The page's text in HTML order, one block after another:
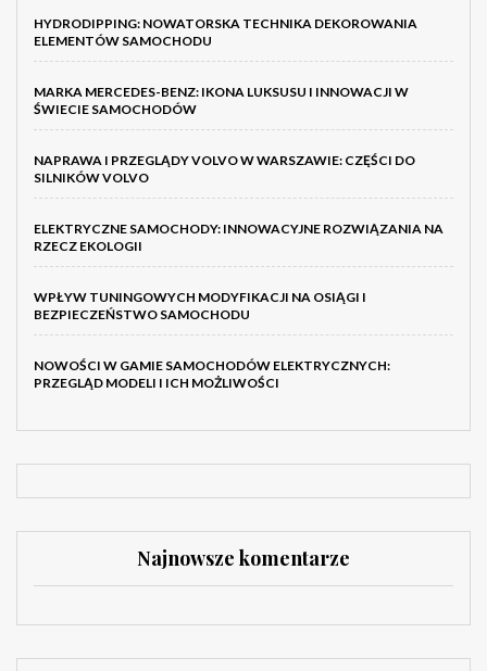
HYDRODIPPING: NOWATORSKA TECHNIKA DEKOROWANIA
ELEMENTÓW SAMOCHODU
MARKA MERCEDES-BENZ: IKONA LUKSUSU I INNOWACJI W
ŚWIECIE SAMOCHODÓW
NAPRAWA I PRZEGLĄDY VOLVO W WARSZAWIE: CZĘŚCI DO
SILNIKÓW VOLVO
ELEKTRYCZNE SAMOCHODY: INNOWACYJNE ROZWIĄZANIA NA
RZECZ EKOLOGII
WPŁYW TUNINGOWYCH MODYFIKACJI NA OSIĄGI I
BEZPIECZEŃSTWO SAMOCHODU
NOWOŚCI W GAMIE SAMOCHODÓW ELEKTRYCZNYCH:
PRZEGLĄD MODELI I ICH MOŻLIWOŚCI
Najnowsze komentarze